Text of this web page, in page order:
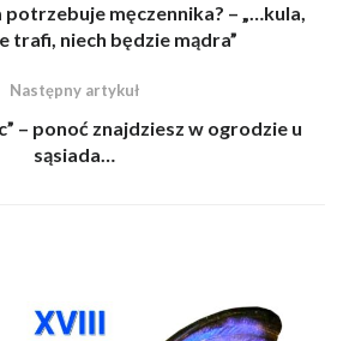
potrzebuje męczennika? – „…kula,
trafi, niech będzie mądra”
Następny artykuł
– ponoć znajdziesz w ogrodzie u
sąsiada…